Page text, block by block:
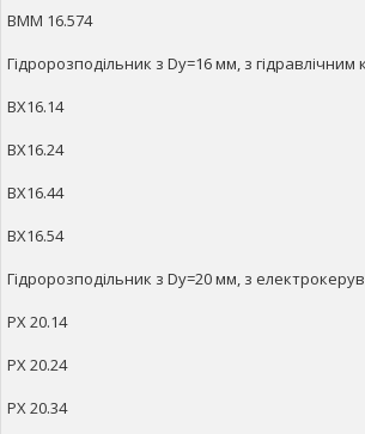
ВММ 16.574
Гідророзподільник з Dy=16 мм, з
ВХ16.14
ВХ16.24
ВХ16.44
ВХ16.54
Гідророзподільник з Dy=20 мм, з
РХ 20.14
РХ 20.24
РХ 20.34